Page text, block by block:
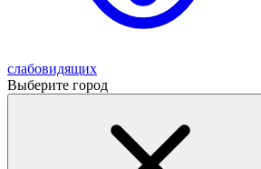
слабовидящих
Выберите город